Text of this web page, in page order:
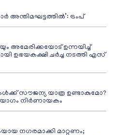
ട്രംപ്
അമേരിക്കയോട് ഉന്നയിച്ച്
ഉഭയകക്ഷി ചർച്ച നടത്തി എസ്
സൗജന്യ യാത്ര ഉണ്ടാകുമോ?
നിർണായകം
നഗരമാക്കി മാറ്റണം;